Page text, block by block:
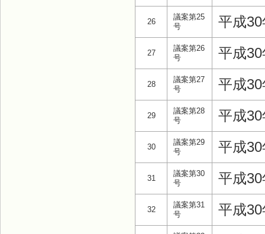
26
議案第25
号
平成
27
議案第26
号
平成
28
議案第27
号
平成
29
議案第28
号
平成
30
議案第29
号
平成
31
議案第30
号
平成
32
議案第31
号
平成